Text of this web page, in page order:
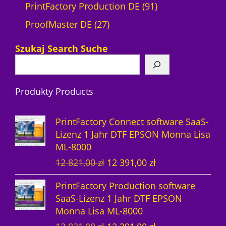
4
d
t
PrintFactory Production DE 919
r
o
k
e
ProofMaster DE 272
r
u
t
e
Szukaj Search Suche
Produkty Products
PrintFactory Connect software SaaS-
Lizenz 1 Jahr DTF EPSON Monna Lisa
ML-8000
12 821,00zł U
r
s
p
r
12 391,00 złA
k
u
PrintFactory Production software
SaaS-Lizenz 1 Jahr DTF EPSON
Monna Lisa ML-8000